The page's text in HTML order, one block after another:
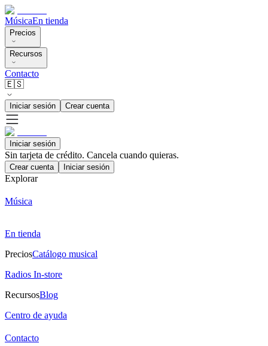
MúsicaEn tienda
Precios
Recursos
Contacto
🇪🇸
Iniciar sesión Crear cuenta
Iniciar sesión
Sin tarjeta de crédito. Cancela cuando quieras.
Crear cuenta Iniciar sesión
Explorar
Música
En tienda
PreciosCatálogo musical
Radios In-store
RecursosBlog
Centro de ayuda
Contacto